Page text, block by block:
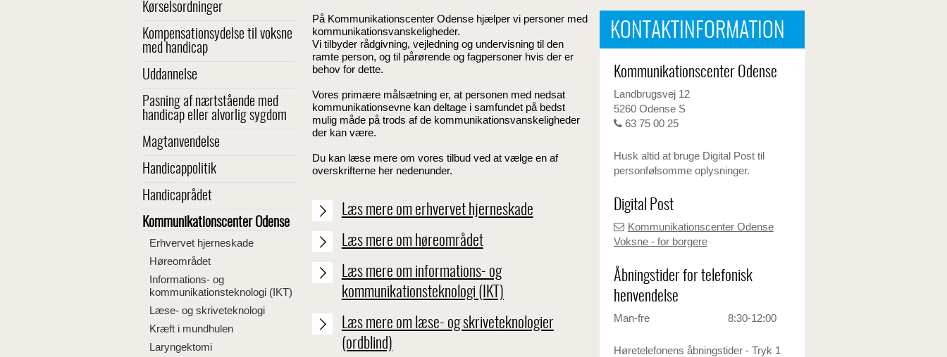
Kørselsordninger
Kompensationsydelse til voksne
med handicap
Uddannelse
Pasning af nærtstående med
handicap eller alvorlig sygdom
Magtanvendelse
Handicappolitik
Handicaprådet
Kommunikationscenter Odense
Erhvervet hjerneskade
Høreområdet
Informations- og
kommunikationsteknologi (IKT)
Læse- og skriveteknologi
Kræft i mundhulen
Laryngektomi
KONTAKTINFORMATION
Kommunikationscenter Odense
Landbrugsvej 12
5260 Odense S
63 75 00 25
Husk altid at bruge Digital Post til
personfølsomme oplysninger.
Digital Post
Kommunikationscenter Odense
Voksne - for borgere
Åbningstider for telefonisk
henvendelse
Man-fre 8:30-12:00
Høretelefonens åbningstider - Tryk 1
På Kommunikationscenter Odense hjælper vi personer med
kommunikationsvanskeligheder.
Vi tilbyder rådgivning, vejledning og undervisning til den
ramte person, og til pårørende og fagpersoner hvis der er
behov for dette.
Vores primære målsætning er, at personen med nedsat
kommunikationsevne kan deltage i samfundet på bedst
mulig måde på trods af de kommunikationsvanskeligheder
der kan være.
Du kan læse mere om vores tilbud ved at vælge en af
overskrifterne her nedenunder.
Læs mere om erhvervet hjerneskade
Læs mere om høreområdet
Læs mere om informations- og
kommunikationsteknologi (IKT)
Læs mere om læse- og skriveteknologier
(ordblind)